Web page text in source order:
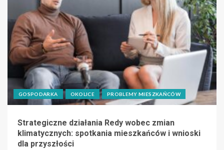
GOSPODARKA OKOLICE PROBLEMY MIESZKAŃCÓW
Strategiczne działania Redy wobec zmian
klimatycznych: spotkania mieszkańców i wnioski
dla przyszłości